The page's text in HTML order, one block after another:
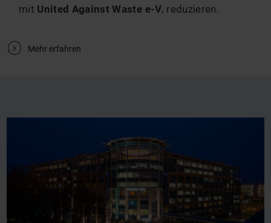
mit United Against Waste e-V. reduzieren.
V Mehr erfahren